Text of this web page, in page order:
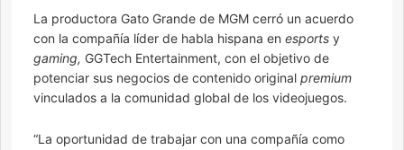
La productora Gato Grande de MGM cerró un acuerdo
con la compañía líder de habla hispana en esports y
gaming, GGTech Entertainment, con el objetivo de
potenciar sus negocios de contenido original premium
vinculados a la comunidad global de los videojuegos.
“La oportunidad de trabajar con una compañía como